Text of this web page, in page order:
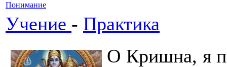
Понимание
Учение - Практика
O Кришна, я